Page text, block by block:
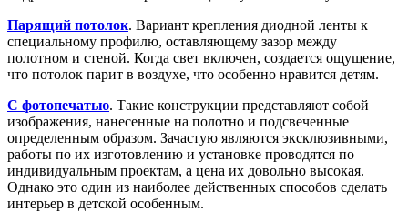
Парящий потолок. Вариант крепления диодной ленты к
специальному профилю, оставляющему зазор между
полотном и стеной. Когда свет включен, создается ощущение,
что потолок парит в воздухе, что особенно нравится детям.
С фотопечатью. Такие конструкции представляют собой
изображения, нанесенные на полотно и подсвеченные
определенным образом. Зачастую являются эксклюзивными,
работы по их изготовлению и установке проводятся по
индивидуальным проектам, а цена их довольно высокая.
Однако это один из наиболее действенных способов сделать
интерьер в детской особенным.